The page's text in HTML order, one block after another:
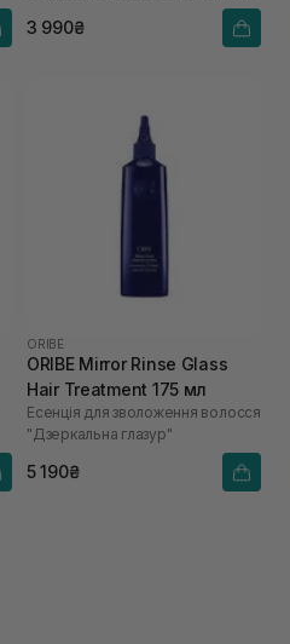
контролю "Джерело краси"
3 990₴
ORIBE
ORIBE Mirror Rinse Glass
Hair Treatment 175 мл
Есенція для зволоження волосся
"Дзеркальна глазур"
5 190₴